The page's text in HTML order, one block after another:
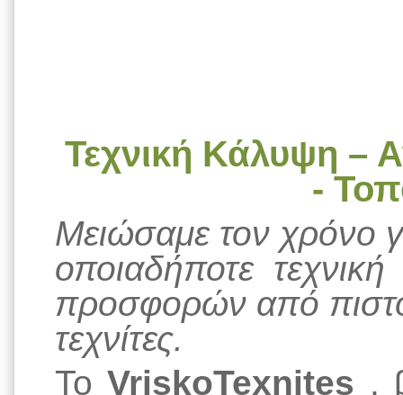
Τεχνική Κάλυψη –
-
Μειώσαμε τον χρόνο
οποιαδήποτε
προσφορών από
τεχνίτες.
ΤοVriskoTexnites ,